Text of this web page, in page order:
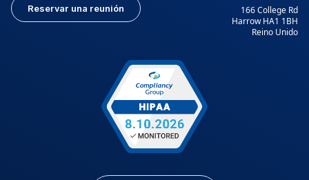
Reservar una reunión
166 College Rd
Harrow HA1 1BH
Reino Unido